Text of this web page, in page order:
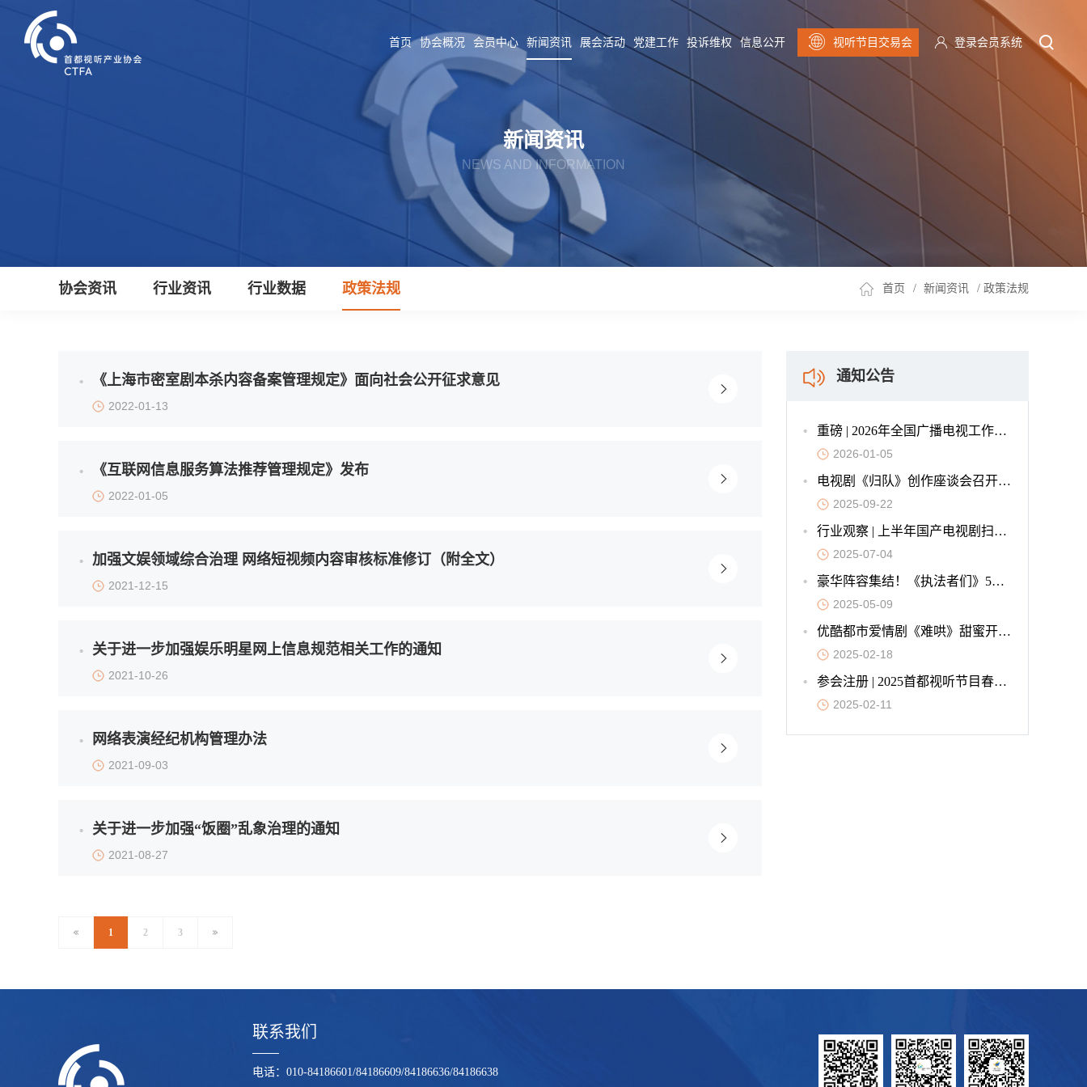
首页 协会概况 会员中心 新闻资讯 展会活动 党建工作 投诉维权 信息公开 视听节目交易会 登录会员系统
新闻资讯
NEWS AND INFORMATION
首页 / 新闻资讯 / 政策法规
协会资讯 行业资讯 行业数据 政策法规
《上海市密室剧本杀内容备案管理规定》面向社会公开征求意见
2022-01-13
《互联网信息服务算法推荐管理规定》发布
2022-01-05
加强文娱领域综合治理 网络短视频内容审核标准修订（附全文）
2021-12-15
关于进一步加强娱乐明星网上信息规范相关工作的通知
2021-10-26
网络表演经纪机构管理办法
2021-09-03
关于进一步加强“饭圈”乱象治理的通知
2021-08-27
1 2 3
通知公告
重磅 | 2026年全国广播电视工作会议在京召开
2026-01-05
电视剧《归队》创作座谈会召开，重塑抗战叙事新标杆
2025-09-22
行业观察 | 上半年国产电视剧扫描：微短剧冲击下，长剧的韧性与创新
2025-07-04
豪华阵容集结！《执法者们》5月7日燃爆开播
2025-05-09
优酷都市爱情剧《难哄》甜蜜开播，预约量破790万创现偶历史纪录
2025-02-18
参会注册 | 2025首都视听节目春交会欢迎您
2025-02-11
联系我们
电话：010-84186601/84186609/84186636/84186638